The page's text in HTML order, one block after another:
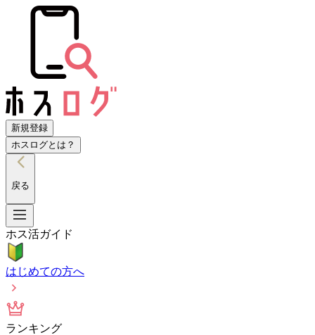
新規登録
ホスログとは？
戻る
ホス活ガイド
はじめての方へ
ランキング